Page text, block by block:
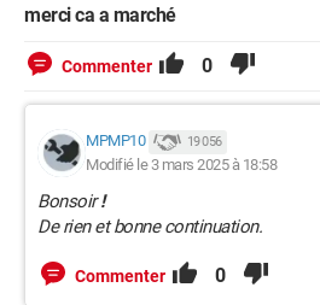
merci ca a marché
Commenter 0
MPMP10 19 056
Modifié le 3 mars 2025 à 18:58
Bonsoir!
De rien et bonne continuation.
Commenter 0